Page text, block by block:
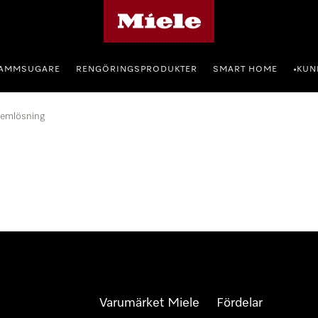
RENGÖRINGSPRODUKTER SMART HOME •
Varumärket Miele Fördelar